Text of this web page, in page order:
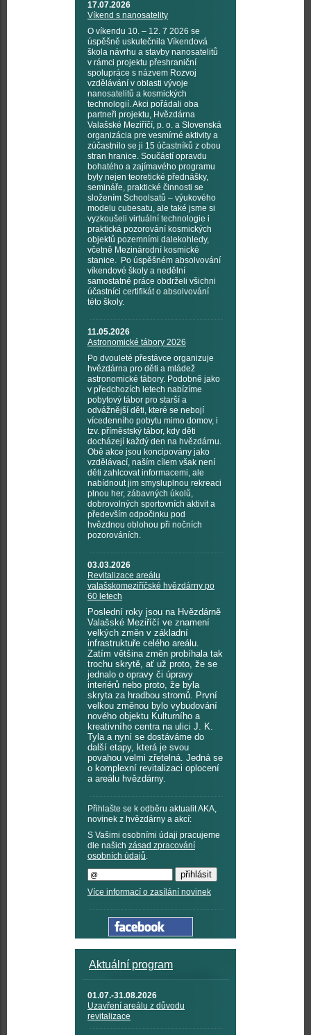
17.07.2026
Víkend s nanosatelity
O víkendu 10. – 12. 7 2026 se
úspěšně uskutečnila Víkendová
škola návrhu a stavby nanosatelitů
v rámci projektu přeshraniční
spolupráce s názvem Rozvoj
vzdělávání v oblasti vývoje
nanosatelitů a kosmických
technologií. Akci pořádali oba
partneři projektu, Hvězdárna
Valašské Meziříčí, p. o. a Slovenská
organizácia pre vesmírné aktivity a
zúčastnilo se ji 15 účastníků z obou
stran hranice. Součástí opravdu
bohatého a zajímavého programu
byly nejen teoretické přednášky,
semináře, praktické činnosti se
složením Schoolsatů – výukového
modelu cubesatu, ale také jsme si
vyzkoušeli virtuální technologie i
praktická pozorování kosmických
objektů pozemními dalekohledy,
včetně Mezinárodní kosmické
stanice. Po úspěšném absolvování
víkendové školy a nedělní
samostatné práce obdrželi všichni
účastníci certifikát o absolvování
této školy.
11.05.2026
Astronomické tábory 2026
Po dvouleté přestávce organizuje
hvězdárna pro děti a mládež
astronomické tábory. Podobně jako
v předchozích letech nabízíme
pobytový tábor pro starší a
odvážnější děti, které se nebojí
vícedenního pobytu mimo domov, i
tzv. příměstský tábor, kdy děti
docházejí každý den na hvězdárnu.
Obě akce jsou koncipovány jako
vzdělávací, naším cílem však není
děti zahlcovat informacemi, ale
nabídnout jim smysluplnou rekreaci
plnou her, zábavných úkolů,
dobrovolných sportovních aktivit a
především odpočinku pod
hvězdnou oblohou při nočních
pozorováních.
03.03.2026
Revitalizace areálu
valašskomeziříčské hvězdárny po
60 letech
Poslední roky jsou na Hvězdárně
Valašské Meziříčí ve znamení
velkých změn v základní
infrastruktuře celého areálu.
Zatím většina změn probíhala tak
trochu skrytě, ať už proto, že se
jednalo o opravy či úpravy
interiérů nebo proto, že byla
skryta za hradbou stromů. První
velkou změnou bylo vybudování
nového objektu Kulturního a
kreativního centra na ulici J. K.
Tyla a nyní se dostáváme do
další etapy, která je svou
povahou velmi zřetelná. Jedná se
o komplexní revitalizaci oplocení
a areálu hvězdárny.
Přihlašte se k odběru aktualit AKA,
novinek z hvězdárny a akcí:
S Vašimi osobními údaji pracujeme
dle našich zásad zpracování
osobních údajů.
Více informací o zasílání novinek
Aktuální program
01.07.-31.08.2026
Uzavření areálu z důvodu
revitalizace